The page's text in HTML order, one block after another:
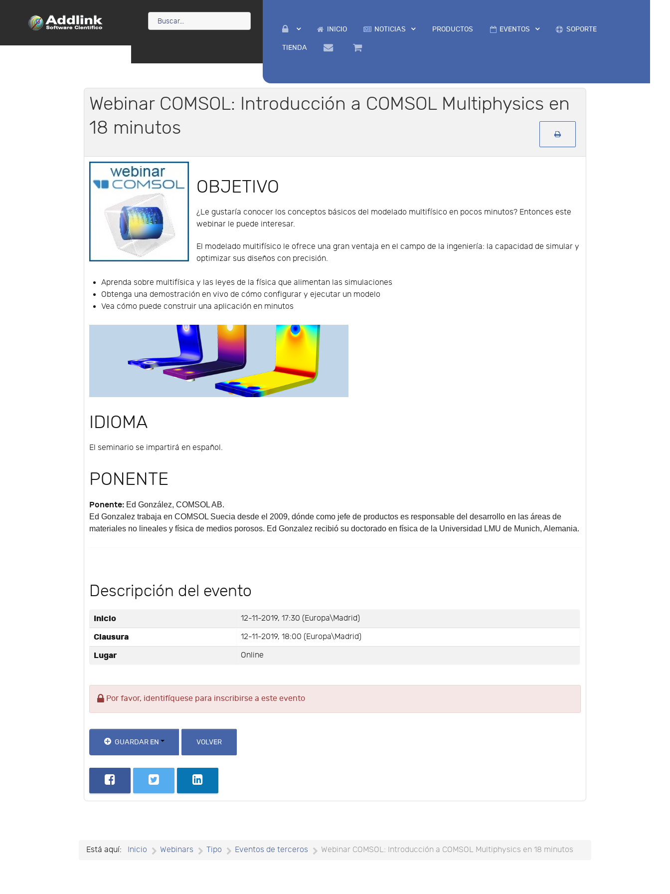
INICIO NOTICIAS PRODUCTOS EVENTOS SOPORTE
TIENDA
Webinar COMSOL: Introducción a COMSOL Multiphysics en
18 minutos
OBJETIVO
¿Le gustaría conocer los conceptos básicos del modelado multifísico en pocos minutos? Entonces este
webinar le puede interesar.
El modelado multifísico le ofrece una gran ventaja en el campo de la ingeniería: la capacidad de simular y
optimizar sus diseños con precisión.
Aprenda sobre multifísica y las leyes de la física que alimentan las simulaciones
Obtenga una demostración en vivo de cómo configurar y ejecutar un modelo
Vea cómo puede construir una aplicación en minutos
IDIOMA
El seminario se impartirá en español.
PONENTE
Ponente: Ed González, COMSOL AB.
Ed Gonzalez trabaja en COMSOL Suecia desde el 2009, dónde como jefe de productos es responsable del desarrollo en las áreas de
materiales no lineales y física de medios porosos. Ed Gonzalez recibió su doctorado en física de la Universidad LMU de Munich, Alemania.
Descripción del evento
Inicio 12-11-2019, 17:30 (Europa\Madrid)
Clausura 12-11-2019, 18:00 (Europa\Madrid)
Lugar Online
Por favor, identifíquese para inscribirse a este evento
GUARDAR EN VOLVER
Está aquí: Inicio Webinars Tipo Eventos de terceros Webinar COMSOL: Introducción a COMSOL Multiphysics en 18 minutos